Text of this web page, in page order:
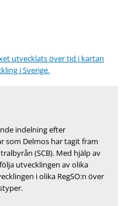
utvecklats över tid i kartan
i Sverige.
indelning efter
som Delmos har tagit fram
(SCB). Med hjälp av
utvecklingen av olika
i olika RegSO:n över